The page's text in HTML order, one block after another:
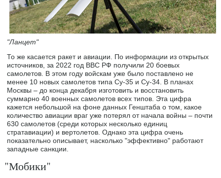
"Ланцет"
То же касается ракет и авиации. По информации из открытых
источников, за 2022 год ВВС РФ получили 20 боевых
самолетов. В этом году войскам уже было поставлено не
менее 10 новых самолетов типа Су-35 и Су-34. В планах
Москвы – до конца декабря изготовить и восстановить
суммарно 40 военных самолетов всех типов. Эта цифра
кажется небольшой на фоне данных Генштаба о том, какое
количество авиации враг уже потерял от начала войны – почти
630 самолетов (среди которых несколько единиц
стратавиации) и вертолетов. Однако эта цифра очень
показательно описывает, насколько "эффективно" работают
западные санкции.
"Мобики"